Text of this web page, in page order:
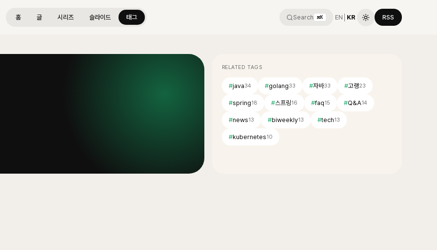
홈 글 시리즈 슬라이드 태그 Search ⌘K EN KR RSS
RELATED TAGS
#java34 #golang33 #자바33 #고랭23
#spring18 #스프링16 #faq15 #Q&A14
#news13 #biweekly13 #tech13
#kubernetes10